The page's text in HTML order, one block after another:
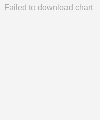
Failed to download chart